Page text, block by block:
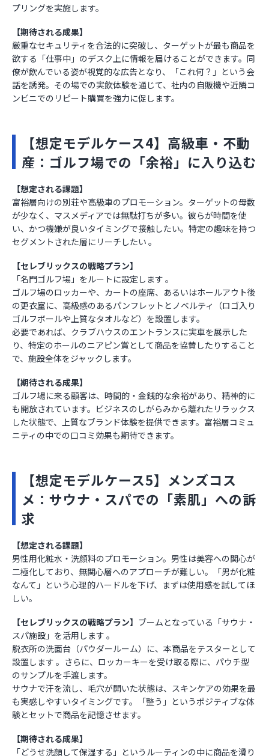
プリングを実施します。
【期待される成果】
厳重なセキュリティを合法的に突破し、ターゲットが最も商品を
欲する「仕事中」のデスク上に情報を届けることができます。同
僚が飲んでいる姿が視覚的な広告となり、「これ何？」という会
話を誘発。その場での実飲体験を通じて、社内の自販機や近隣コ
ンビニでのリピート購買を強力に促します。
【想定モデルケース4】高級車・不動
産：ゴルフ場での「余裕」に入り込む
【想定される課題】
富裕層向けの別荘や高級車のプロモーション。ターゲットの母数
が少なく、マスメディアでは無駄打ちが多い。彼らが時間を使
い、かつ機嫌が良いタイミングで接触したい。特定の趣味を持つ
セグメントされた層にリーチしたい 。
【セレブリックスの戦略プラン】
「名門ゴルフ場」をルートに設定します 。
ゴルフ場のロッカーや、カートの座席、あるいはホールアウト後
の更衣室に、高級感のあるパンフレットとノベルティ（ロゴ入り
ゴルフボールや上質なタオルなど）を設置します。
必要であれば、クラブハウスのエントランスに実車を展示した
り、特定のホールのニアピン賞として商品を協賛したりすること
で、施設全体をジャックします。
【期待される成果】
ゴルフ場に来る顧客は、時間的・金銭的な余裕があり、精神的に
も開放されています。ビジネスのしがらみから離れたリラックス
した状態で、上質なブランド体験を提供できます。富裕層コミュ
ニティの中での口コミ効果も期待できます。
【想定モデルケース5】メンズコス
メ：サウナ・スパでの「素肌」への訴
求
【想定される課題】
男性用化粧水・洗顔料のプロモーション。男性は美容への関心が
二極化しており、無関心層へのアプローチが難しい。「男が化粧
なんて」という心理的ハードルを下げ、まずは使用感を試してほ
しい。
【セレブリックスの戦略プラン】 ブームとなっている「サウナ・
スパ施設」を活用します 。
脱衣所の洗面台（パウダールーム）に、本商品をテスターとして
設置します 。さらに、ロッカーキーを受け取る際に、パウチ型
のサンプルを手渡します。
サウナで汗を流し、毛穴が開いた状態は、スキンケアの効果を最
も実感しやすいタイミングです。「整う」というポジティブな体
験とセットで商品を記憶させます。
【期待される成果】
「どうせ洗顔して保湿する」というルーティンの中に商品を滑り